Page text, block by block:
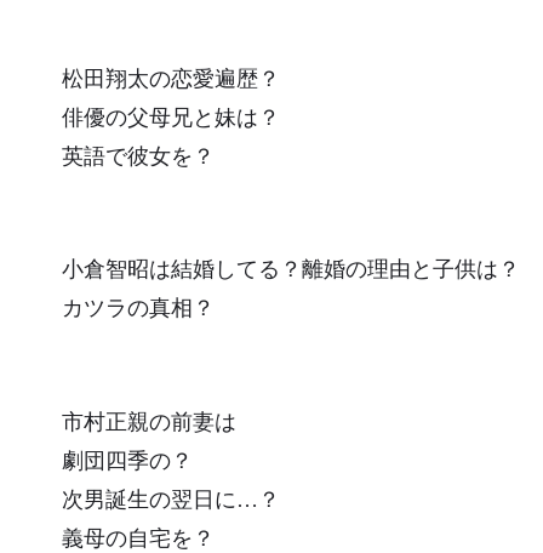
松田翔太の恋愛遍歴？
俳優の父母兄と妹は？
英語で彼女を？
小倉智昭は結婚してる？離婚の理由と子供は？
カツラの真相？
市村正親の前妻は
劇団四季の？
次男誕生の翌日に…？
義母の自宅を？